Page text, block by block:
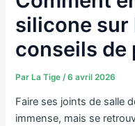
silicone sur
conseils de
Par La Tige/6 avril 2026
Faire ses joints de salle
immense, mais se